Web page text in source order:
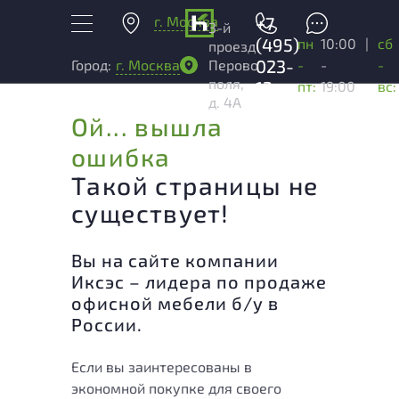
г. Москва
+7
(495)
023-
13-
Город: г. Москва
3-й
проезд
Перово
поля,
д. 4А
пн
-
пт:
10:00
-
19:00
|
сб
-
вс:
Ой... вышла
ошибка
Такой страницы не
существует!
Вы на сайте компании
Иксэс – лидера по продаже
офисной мебели б/у в
России.
Если вы заинтересованы в
экономной покупке для своего